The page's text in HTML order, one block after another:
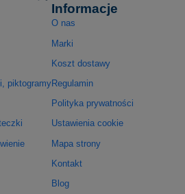
piktogramy
Informacje
O nas
Marki
Koszt dostawy
Regulamin
Polityka prywatności
Ustawienia cookie
Mapa strony
Kontakt
Blog